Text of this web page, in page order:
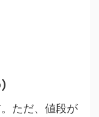
ただ、値段が